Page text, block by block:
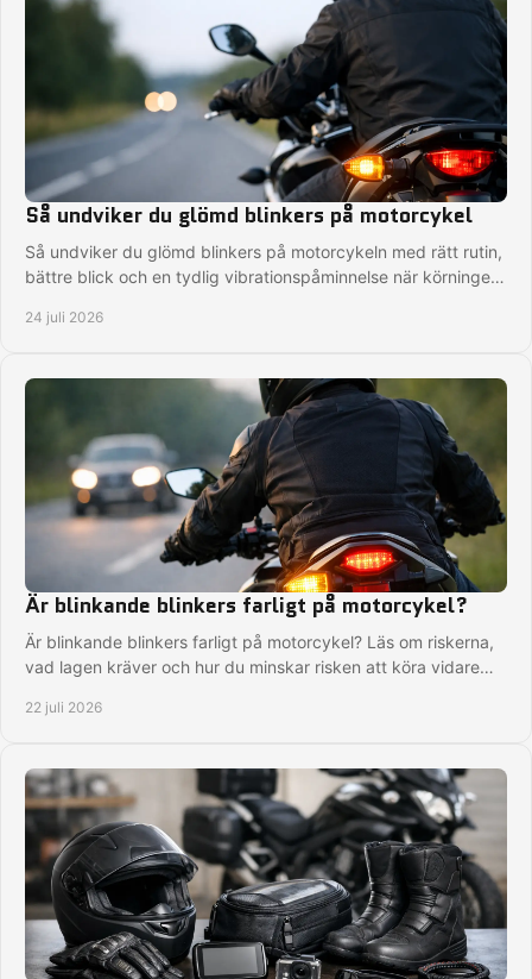
Så undviker du glömd blinkers på motorcykel
Så undviker du glömd blinkers på motorcykeln med rätt rutin,
bättre blick och en tydlig vibrationspåminnelse när körningen
24 juli 2026
Är blinkande blinkers farligt på motorcykel?
Är blinkande blinkers farligt på motorcykel? Läs om riskerna,
vad lagen kräver och hur du minskar risken att köra vidare
22 juli 2026